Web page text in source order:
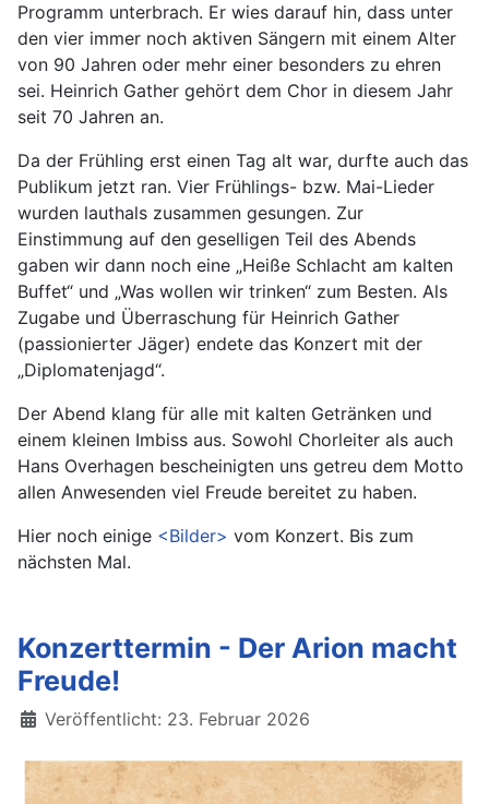
Programm unterbrach. Er wies darauf hin, dass unter
den vier immer noch aktiven Sängern mit einem Alter
von 90 Jahren oder mehr einer besonders zu ehren
sei. Heinrich Gather gehört dem Chor in diesem Jahr
seit 70 Jahren an.
Da der Frühling erst einen Tag alt war, durfte auch das
Publikum jetzt ran. Vier Frühlings- bzw. Mai-Lieder
wurden lauthals zusammen gesungen. Zur
Einstimmung auf den geselligen Teil des Abends
gaben wir dann noch eine „Heiße Schlacht am kalten
Buffet“ und „Was wollen wir trinken“ zum Besten. Als
Zugabe und Überraschung für Heinrich Gather
(passionierter Jäger) endete das Konzert mit der
„Diplomatenjagd“.
Der Abend klang für alle mit kalten Getränken und
einem kleinen Imbiss aus. Sowohl Chorleiter als auch
Hans Overhagen bescheinigten uns getreu dem Motto
allen Anwesenden viel Freude bereitet zu haben.
Hier noch einige <Bilder> vom Konzert. Bis zum
nächsten Mal.
Konzerttermin - Der Arion macht
Freude!
Details
Veröffentlicht: 23. Februar 2026